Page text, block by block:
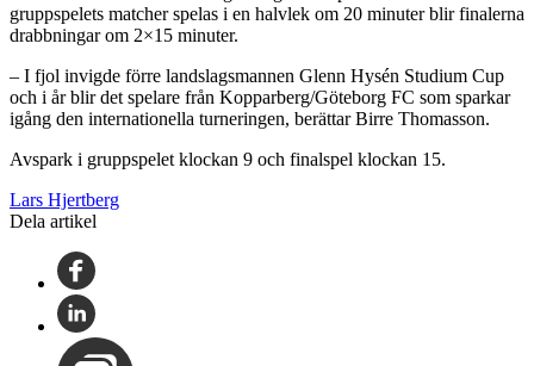
gruppspelets matcher spelas i en halvlek om 20 minuter blir finalerna
drabbningar om 2×15 minuter.
– I fjol invigde förre landslagsmannen Glenn Hysén Studium Cup
och i år blir det spelare från Kopparberg/Göteborg FC som sparkar
igång den internationella turneringen, berättar Birre Thomasson.
Avspark i gruppspelet klockan 9 och finalspel klockan 15.
Lars Hjertberg
Dela artikel